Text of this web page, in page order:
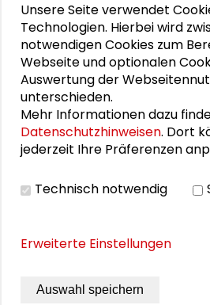
Personen im
Karl-Dieter Keim
Georgios Terizakis
Monika Meyer
Video ansehen
Unsere Seite verwendet
Technologien. Hierbei wird
notwendigen Cookies zum
Webseite und optionalen
Auswertung der
unterschieden.
Mehr Informationen dazu
Datenschutzhinweisen. Dort
jederzeit Ihre Präferenzen
Technisch notwendig
Erweiterte Einstellungen
Auswahl speichern